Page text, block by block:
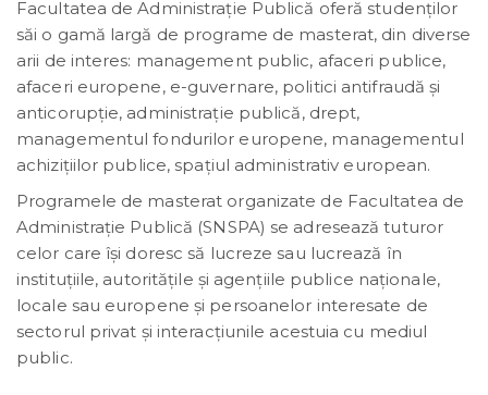
Facultatea de Administraţie Publică oferă studenţilor
săi o gamă largă de programe de masterat, din diverse
arii de interes: management public, afaceri publice,
afaceri europene, e-guvernare, politici antifraudă și
anticorupție, administraţie publică, drept,
managementul fondurilor europene, managementul
achizițiilor publice, spațiul administrativ european.
Programele de masterat organizate de Facultatea de
Administraţie Publică (SNSPA) se adresează tuturor
celor care îşi doresc să lucreze sau lucrează în
instituţiile, autorităţile şi agenţiile publice naţionale,
locale sau europene şi persoanelor interesate de
sectorul privat şi interacţiunile acestuia cu mediul
public.